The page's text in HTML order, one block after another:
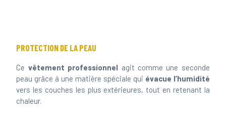
Cevêtement professionnel
peau grâce à une matière spéciale quiévacue l’humidité
vers les couches les plus extérieures, tout en retenant la
chaleur.